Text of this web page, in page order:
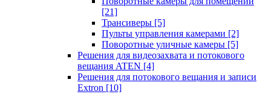
[21]
Трансиверы [5]
Пульты управления камерами [2]
Поворотные уличные камеры [5]
Решения для видеозахвата и потокового
вещания ATEN [4]
Решения для потокового вещания и записи
Extron [10]